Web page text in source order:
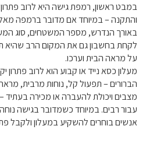
במבט ראשון, רמפת גישה היא לרוב פתרון
והתקנה – במיוחד אם מדובר ברמפה
באורך הנדרש, מספר המשטחים, סוג
לקחת בחשבון גם את המקום הרב
על מראה הבית וערכו.
מעלון כסא נייד או קבוע הוא לרוב פתרון
הברורים – תפעול קל, נוחות מרבית,
מצבים ויכולת להעברה או מכירה
עבור רבים. במיוחד כשמדובר בגישה
אנשים בוחרים להשקיע במעלון ולקבל